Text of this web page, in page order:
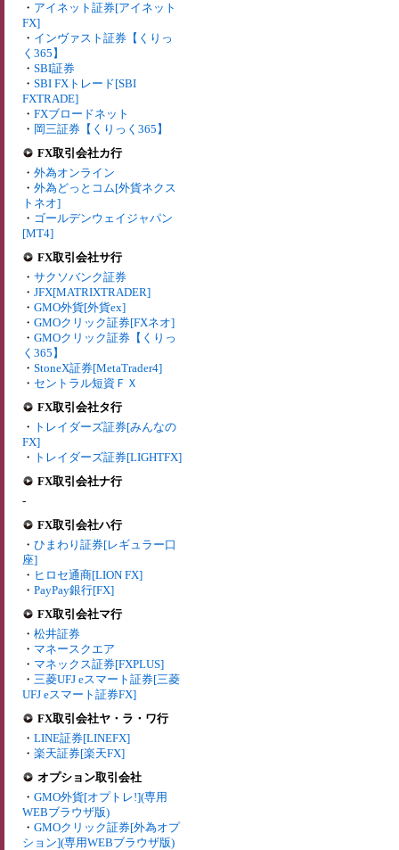
・ アイネット証券[アイネット
FX]
・ インヴァスト証券【くりっ
く365】
・ SBI証券
・ SBI FXトレード[SBI
FXTRADE]
・ FXブロードネット
・ 岡三証券【くりっく365】
FX取引会社カ行
・ 外為オンライン
・ 外為どっとコム[外貨ネクス
トネオ]
・ ゴールデンウェイジャパン
[MT4]
FX取引会社サ行
・ サクソバンク証券
・ JFX[MATRIXTRADER]
・ GMO外貨[外貨ex]
・ GMOクリック証券[FXネオ]
・ GMOクリック証券【くりっ
く365】
・ StoneX証券[MetaTrader4]
・ セントラル短資ＦＸ
FX取引会社タ行
・ トレイダーズ証券[みんなの
FX]
・ トレイダーズ証券[LIGHTFX]
FX取引会社ナ行
-
FX取引会社ハ行
・ ひまわり証券[レギュラー口
座]
・ ヒロセ通商[LION FX]
・ PayPay銀行[FX]
FX取引会社マ行
・ 松井証券
・ マネースクエア
・ マネックス証券[FXPLUS]
・ 三菱UFJ eスマート証券[三菱
UFJ eスマート証券FX]
FX取引会社ヤ・ラ・ワ行
・ LINE証券[LINEFX]
・ 楽天証券[楽天FX]
オプション取引会社
・ GMO外貨[オプトレ!](専用
WEBブラウザ版)
・ GMOクリック証券[外為オプ
ション](専用WEBブラウザ版)